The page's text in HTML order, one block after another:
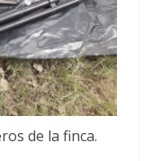
de la finca.